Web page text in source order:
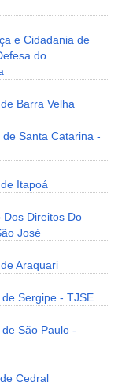
e Cidadania de
do
Barra Velha
Santa Catarina -
Itapoá
Direitos Do
José
Araquari
Sergipe - TJSE
São Paulo -
Cedral